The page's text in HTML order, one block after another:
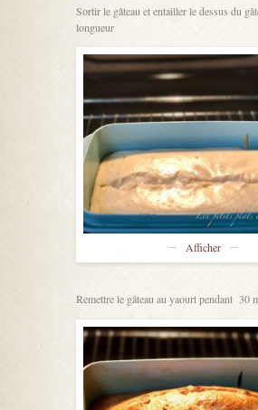
Sortir le gâteau et entailler le dessus du
longueur
Afficher
Remettre le gâteau au yaourt pendant 30